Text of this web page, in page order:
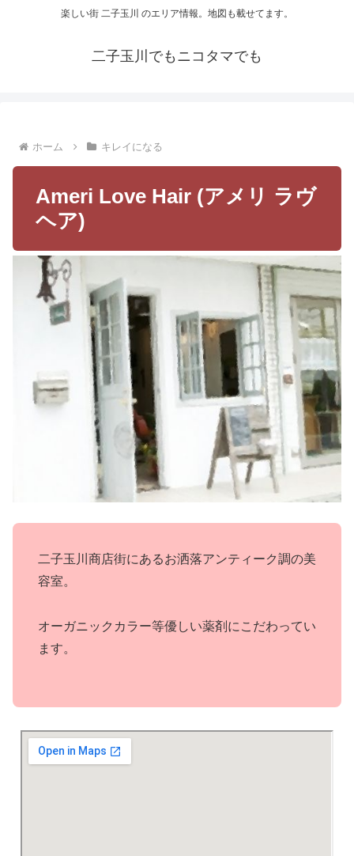
楽しい街 二子玉川 のエリア情報。地図も載せてます。
二子玉川でもニコタマでも
ホーム キレイになる
Ameri Love Hair (アメリ ラヴ
ヘア)
二子玉川商店街にあるお洒落アンティーク調の美
容室。
オーガニックカラー等優しい薬剤にこだわってい
ます。